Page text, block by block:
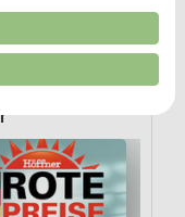
zu 70%
Sa. 15.08.
Entwicklung und
Daten zur Auswahl
und in die